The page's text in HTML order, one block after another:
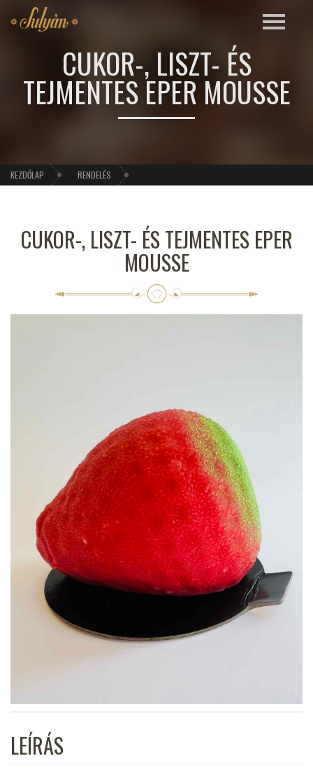
CUKOR-, LISZT- ÉS
TEJMENTES EPER MOUSSE
KEZDŐLAP RENDELÉS
CUKOR-, LISZT- ÉS TEJMENTES EPER
MOUSSE
LEÍRÁS